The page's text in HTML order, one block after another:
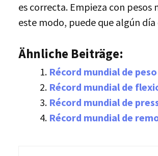
es correcta. Empieza con
este modo, puede que algún
Ähnliche Beiträge:
Récord mundial de
Récord mundial de
Récord mundial de
Récord mundial de